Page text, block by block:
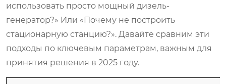
использовать просто мощный дизель-
генератор?» Или «Почему не построить
стационарную станцию?». Давайте сравним эти
подходы по ключевым параметрам, важным для
принятия решения в 2025 году.